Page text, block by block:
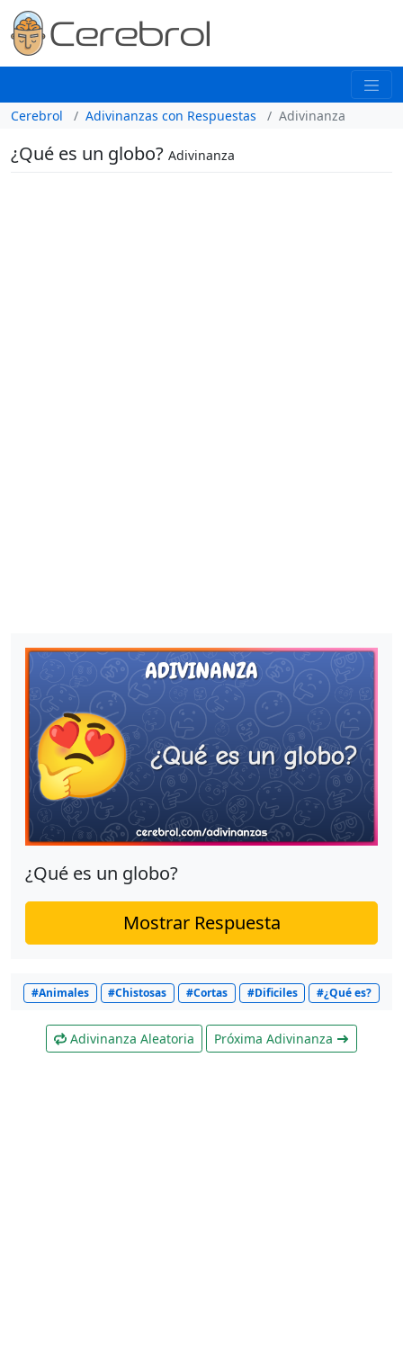
Cerebrol Adivinanzas con Respuestas Adivinanza
¿Qué es un globo? Adivinanza
¿Qué es un globo?
Mostrar Respuesta
#Animales #Chistosas #Cortas #Dificiles #¿Qué es?
Adivinanza Aleatoria Próxima Adivinanza